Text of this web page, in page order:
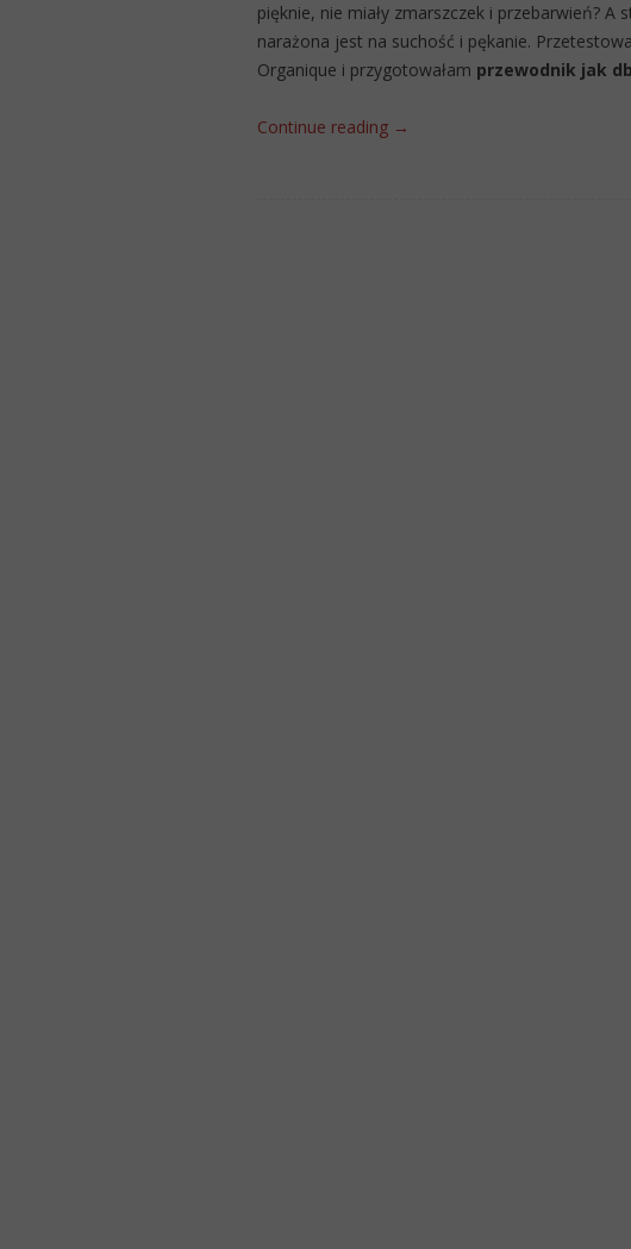
pięknie, nie miały zmarszczek i przebarwień?
narażona jest na suchość i pękanie.
Organique i przygotowałam przewodnik jak
Continue reading →